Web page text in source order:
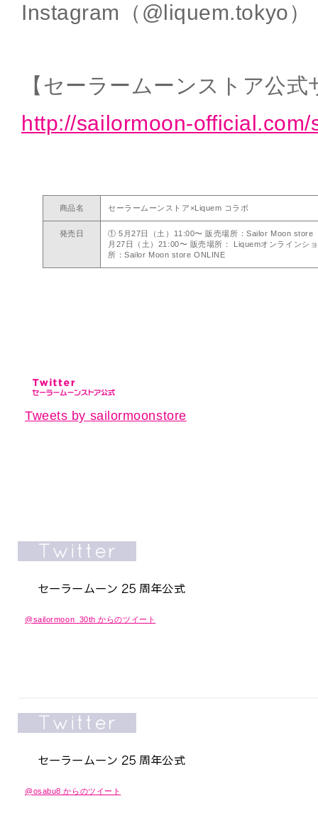
Instagram（@liquem.tokyo）
【セーラームーンストア公式
http://sailormoon-official.com/
商品名 セーラームーンストア×Liquem コラボ
発売日
① 5月27日（土）11:00〜 販売場所：Sailor Moon
月27日（土）21:00〜 販売場所： Liquemオンラインシ
所：Sailor Moon store ONLINE
Tweets by sailormoonstore
@sailormoon_30th からのツイート
@osabu8 からのツイート